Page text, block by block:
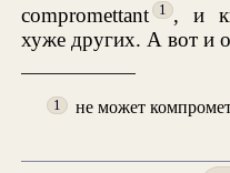
compromettant
1 , и
хуже других. А вот и
1 не может